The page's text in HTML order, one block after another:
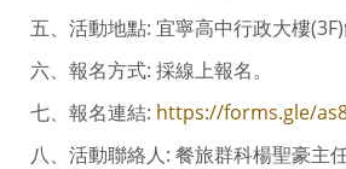
五、活動地點: 宜寧高中行政大樓(3F)
六、報名方式: 採線上報名。
七、報名連結: https://forms.gle/
八、活動聯絡人: 餐旅群科楊聖豪主